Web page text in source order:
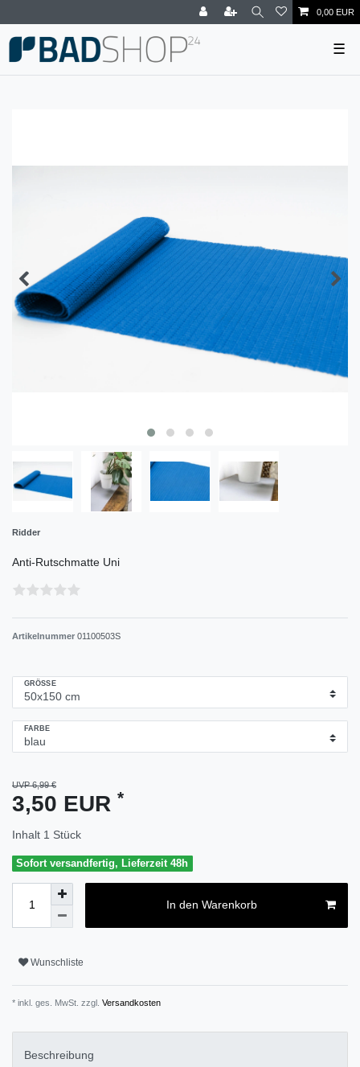
0,00 EUR
☰
Ridder
Anti-Rutschmatte Uni
Artikelnummer 01100503S
GRÖSSE
FARBE
UVP 6,99 €
3,50 EUR *
Inhalt 1 Stück
Sofort versandfertig, Lieferzeit 48h
In den Warenkorb
Wunschliste
* inkl. ges. MwSt. zzgl. Versandkosten
Beschreibung